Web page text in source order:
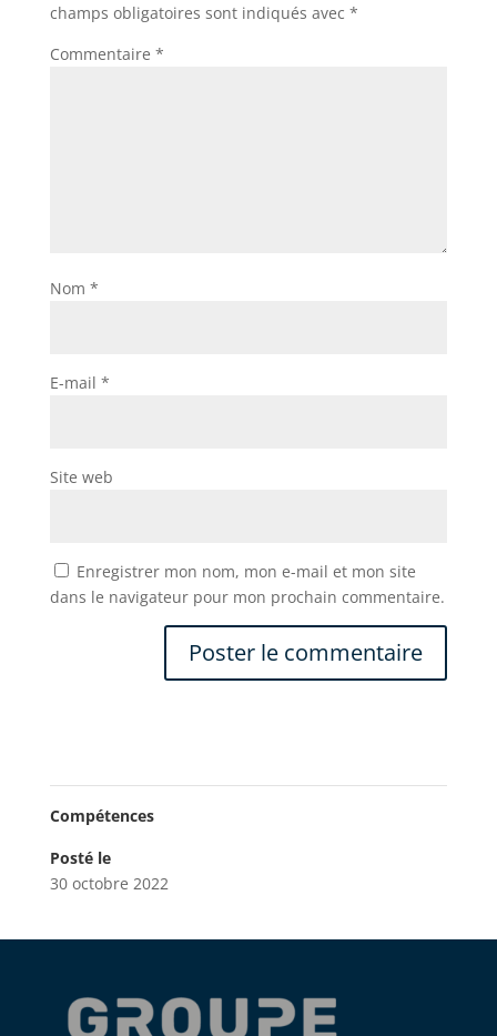
champs obligatoires sont indiqués avec *
Commentaire *
Nom *
E-mail *
Site web
Enregistrer mon nom, mon e-mail et mon site
dans le navigateur pour mon prochain commentaire.
Compétences
Posté le
30 octobre 2022